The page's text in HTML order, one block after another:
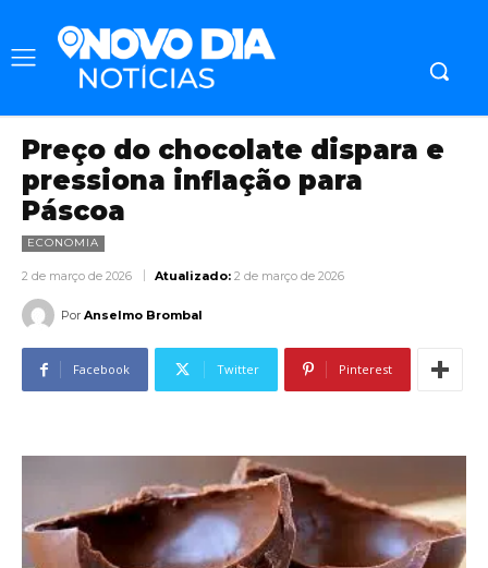
Preço do chocolate dispara e
pressiona inflação para
Páscoa
ECONOMIA
2 de março de 2026 Atualizado: 2 de março de 2026
Por Anselmo Brombal
Facebook Twitter Pinterest